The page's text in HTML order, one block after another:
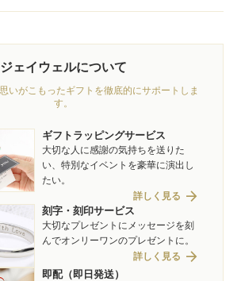
ジェイウェルについて
いがこもったギフトを徹底的にサポートしま
す。
ギフトラッピングサービス
大切な人に感謝の気持ちを送りた
い、特別なイベントを豪華に演出し
たい。
詳しく見る arrow_forward
刻字・刻印サービス
大切なプレゼントにメッセージを刻
んでオンリーワンのプレゼントに。
詳しく見る arrow_forward
即配（即日発送）